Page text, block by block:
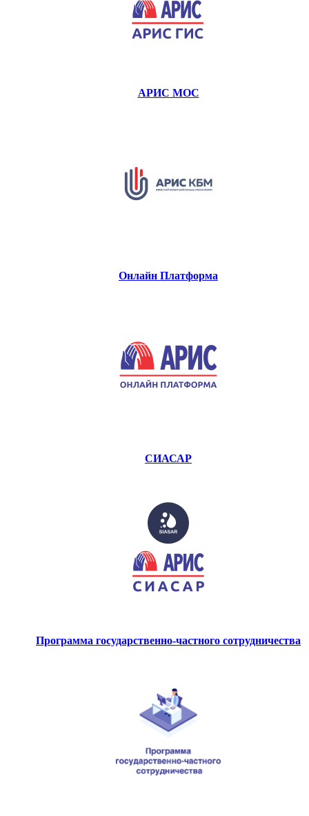
АРИС МОС
Онлайн Платформа
СИАСАР
Программа государственно-частного сотрудничества